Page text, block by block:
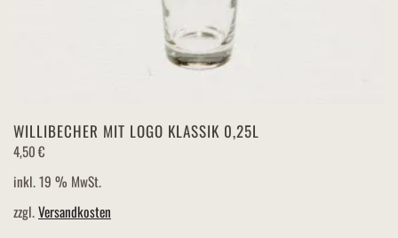
WILLIBECHER MIT LOGO KLASSIK 0,25L
4,50€
inkl. 19 % MwSt.
zzgl.Versandkosten